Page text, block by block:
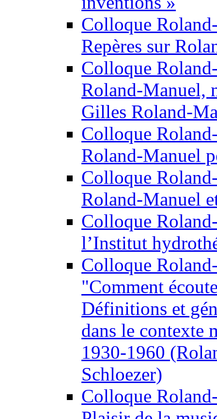
Colloque
Repères sur
Colloque
Roland-Manuel,
Gilles Roland-
Colloque
Roland-Manuel
Colloque
Roland-Manuel
Colloque
l’Institut
Colloque
"Comment
Définitions et
dans le contexte
1930-1960
Schloezer)
Colloque